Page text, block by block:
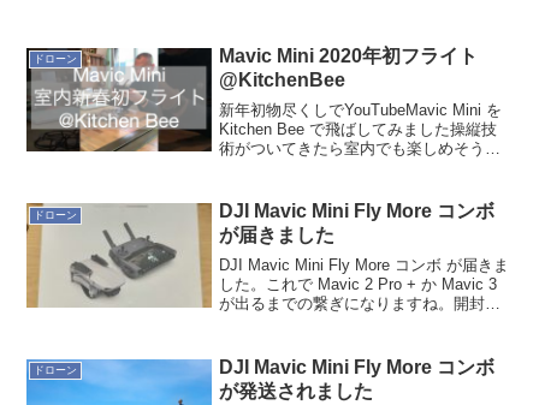
ドローン
Mavic Mini 2020年初フライト
@KitchenBee
新年初物尽くしでYouTubeMavic Mini を
Kitchen Bee で飛ばしてみました操縦技
術がついてきたら室内でも楽しめそうで
ドローン
DJI Mavic Mini Fly More コンボ
が届きました
DJI Mavic Mini Fly More コンボ が届きま
した。これで Mavic 2 Pro + か Mavic 3
が出るまでの繋ぎになりますね。開封の
ドローン
DJI Mavic Mini Fly More コンボ
が発送されました